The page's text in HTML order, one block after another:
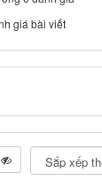
giá bài viết